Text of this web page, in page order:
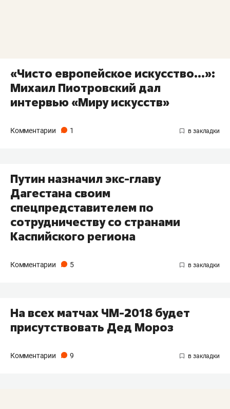
«Чисто европейское искусство…»:
Михаил Пиотровский дал
интервью «Миру искусств»
Комментарии 1
Путин назначил экс-главу
Дагестана своим
спецпредставителем по
сотрудничеству со странами
Каспийского региона
Комментарии 5
На всех матчах ЧМ-2018 будет
присутствовать Дед Мороз
Комментарии 9